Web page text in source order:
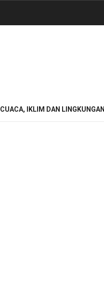
CUACA, IKLIM DAN LINGKUNGAN